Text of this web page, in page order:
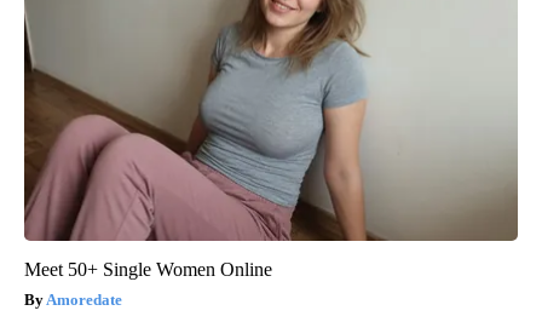
Meet 50+ Single Women Online
Amoredate